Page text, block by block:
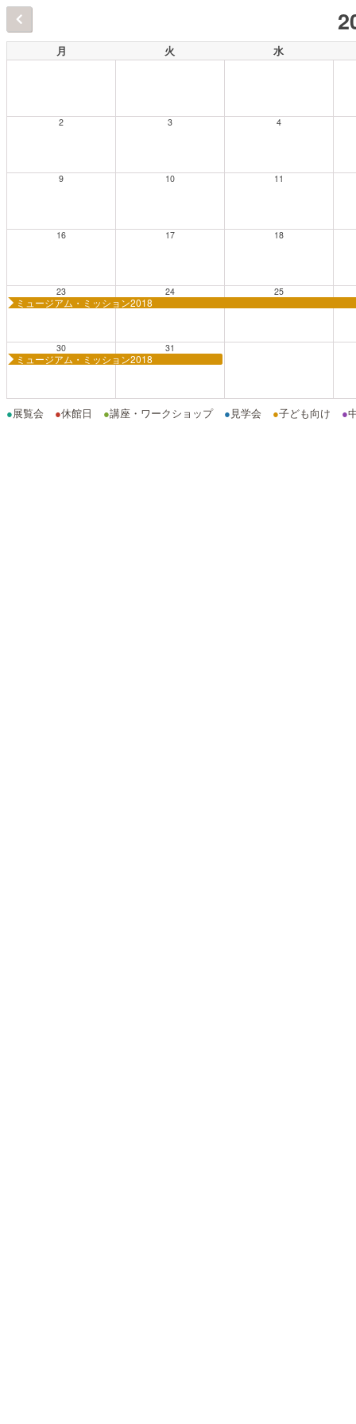
月 火 水
2 3 4
9 10 11
16 17 18
23
ミュージアム・ミッション2018
24 25
30
ミュージアム・ミッション2018
31
●展覧会 ●休館日 ●講座・ワークショップ ● 見学会 ●子ども向け ●